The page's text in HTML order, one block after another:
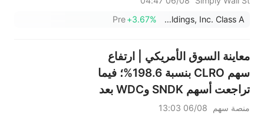
Nextdoor Holdings, Inc. Class A
+3.67%
Pre
معاينة السوق الأمريكي | ارتفاع
سهم CLRO بنسبة 198.6%؛ فيما
تراجعت أسهم SNDK وWDC بعد
إعلان النتائج، بالتزامن مع تأكيد
منصة سهم
06/08 13:03